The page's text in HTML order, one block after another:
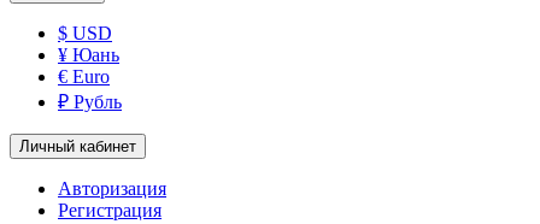
$ USD
¥ Юань
€ Euro
₽ Рубль
Личный кабинет
Авторизация
Регистрация